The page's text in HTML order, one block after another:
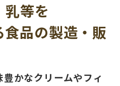
等を
品の製造・販
かなクリームやフィ